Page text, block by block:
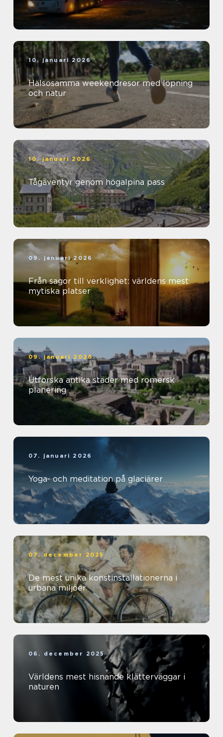
10. januari 2026
Hälsosamma weekendresor med löpning
och natur
10. januari 2026
Tågäventyr genom högalpina pass
09. januari 2026
Från sagor till verklighet: världens mest
mytiska platser
09. januari 2026
Utforska antika städer med romersk
planering
07. januari 2026
Yoga- och meditation på glaciärer
07. december 2025
De mest unika konstinstallationerna i
urbana miljöer
06. december 2025
Världens mest hisnande klätterväggar i
naturen